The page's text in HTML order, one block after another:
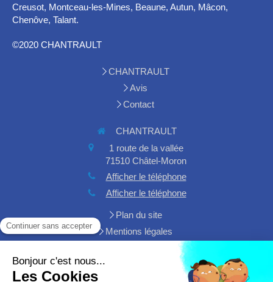
Creusot, Montceau-les-Mines, Beaune, Autun, Mâcon,
Chenôve, Talant.
©2020 CHANTRAULT
CHANTRAULT
Avis
Contact
CHANTRAULT
1 route de la vallée
71510 Châtel-Moron
Afficher le téléphone
Afficher le téléphone
Plan du site
Mentions légales
Demander un devis